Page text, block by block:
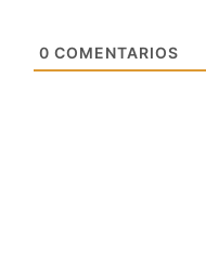
0 COMENTARIOS